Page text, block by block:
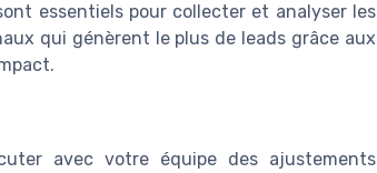
essentiels pour collecter et analyser les
qui génèrent le plus de leads grâce aux
avec votre équipe des ajustements